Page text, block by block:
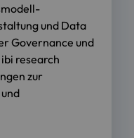
und Data
Governance und
research
zur